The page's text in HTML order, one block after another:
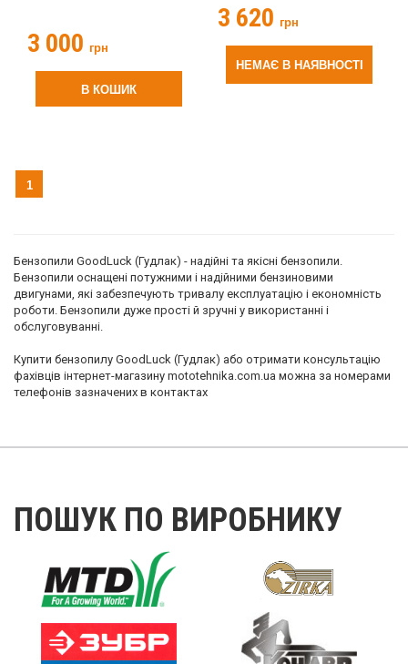
3 000 грн
В КОШИК
3 620 грн
НЕМАЄ В НАЯВНОСТІ
1
Бензопили GoodLuck (Гудлак) - надійні та якісні бензопили.
Бензопили оснащені потужними і надійними бензиновими
двигунами, які забезпечують тривалу експлуатацію і економність
роботи. Бензопили дуже прості й зручні у використанні і
обслуговуванні.
Купити бензопилу GoodLuck (Гудлак) або отримати консультацію
фахівців інтернет-магазину mototehnika.com.ua можна за номерами
телефонів зазначених в контактах
ПОШУК ПО ВИРОБНИКУ